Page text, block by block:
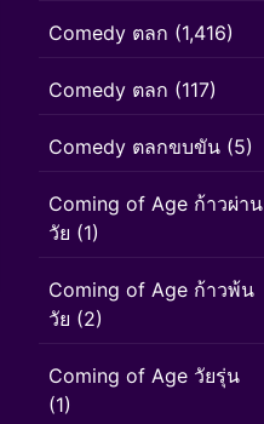
Comedy ตลก (1,416)
Comedy ตลก (117)
Comedy ตลกขบขัน (5)
Coming of Age ก้าวผ่าน
วัย (1)
Coming of Age ก้าวพ้น
วัย (2)
Coming of Age วัยรุ่น
(1)